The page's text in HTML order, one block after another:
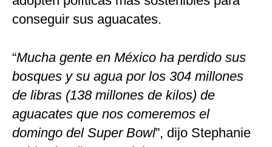
conseguir sus aguacates.
“Mucha gente en México ha perdido sus
bosques y su agua por los 304 millones
de libras (138 millones de kilos) de
aguacates que nos comeremos el
domingo del Super Bowl”, dijo Stephanie